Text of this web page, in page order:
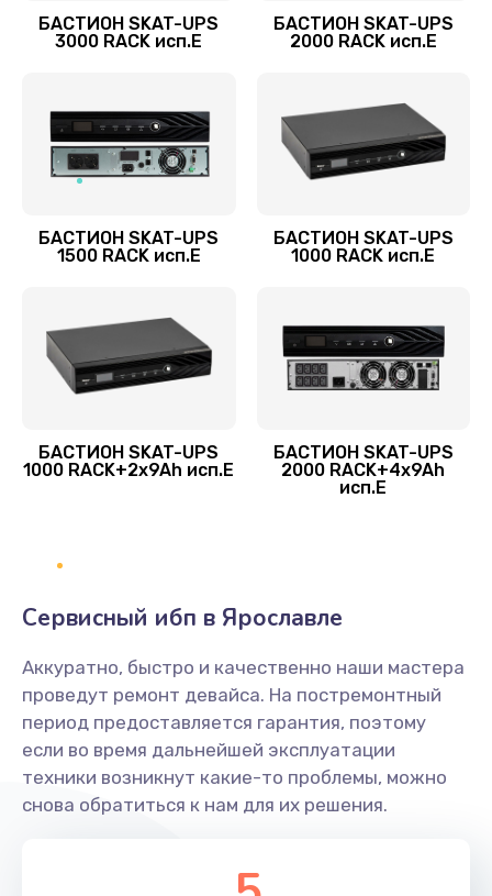
БАСТИОН SKAT-UPS
3000 RACK исп.E
БАСТИОН SKAT-UPS
2000 RACK исп.E
БАСТИОН SKAT-UPS
1500 RACK исп.E
БАСТИОН SKAT-UPS
1000 RACK исп.E
БАСТИОН SKAT-UPS
1000 RACK+2x9Ah исп.E
БАСТИОН SKAT-UPS
2000 RACK+4x9Ah
исп.E
Сервисный ибп в Ярославле
Аккуратно, быстро и качественно наши мастера
проведут ремонт девайса. На постремонтный
период предоставляется гарантия, поэтому
если во время дальнейшей эксплуатации
техники возникнут какие-то проблемы, можно
снова обратиться к нам для их решения.